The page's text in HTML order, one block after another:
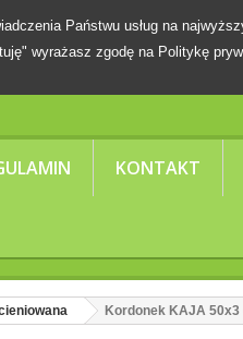
KONTAKT
Państwu usług na
wyrażasz zgodę na Politykę
Kordonek KAJA 50x3